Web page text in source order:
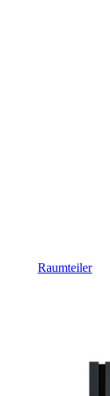
Raumteiler